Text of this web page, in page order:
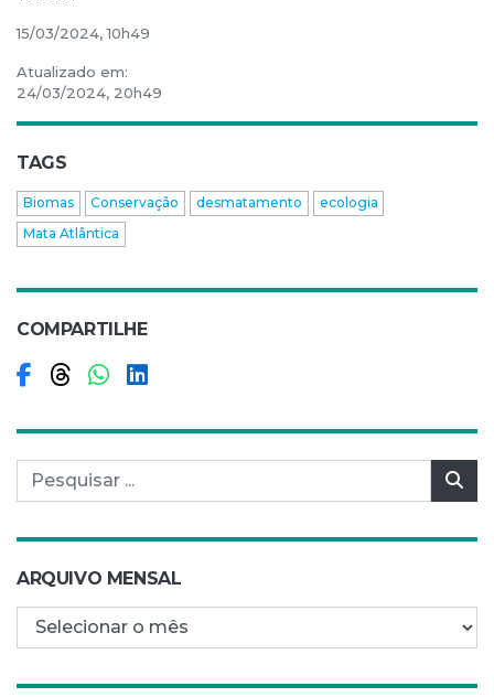
15/03/2024, 10h49
Atualizado em:
24/03/2024, 20h49
TAGS
Biomas Conservação desmatamento
ecologia
Mata Atlântica
COMPARTILHE
Compartilhar no Facebook
Compartilhar no Threads
Compartilhar no WhatsApp
Compartilhar no LinkedIn
Pesquisar por:
ARQUIVO MENSAL
Arquivo mensal